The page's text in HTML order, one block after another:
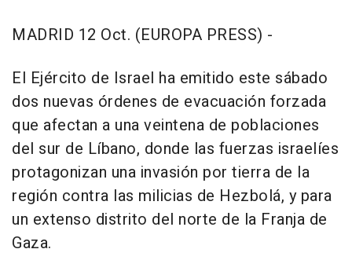
MADRID 12 Oct. (EUROPA PRESS) -
El Ejército de Israel ha emitido este sábado
dos nuevas órdenes de evacuación forzada
que afectan a una veintena de poblaciones
del sur de Líbano, donde las fuerzas israelíes
protagonizan una invasión por tierra de la
región contra las milicias de Hezbolá, y para
un extenso distrito del norte de la Franja de
Gaza.